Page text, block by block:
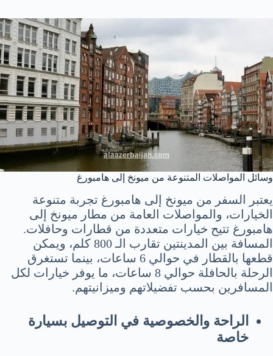
وسائل المواصلات المتنوعة من ميونخ إلى هامبورغ
يعتبر السفر من ميونخ إلى هامبورغ تجربة متنوعة
الخيارات، والمواصلات العامة من مطار ميونخ إلى
هامبورغ تتيح خيارات متعددة من قطارات وحافلات.
المسافة بين المدينتين تقارب الـ 800 كلم، ويمكن
قطعها بالقطار في حوالي 6 ساعات، بينما تستغرق
الرحلة بالحافلة حوالي 8 ساعات، ما يوفر خيارات لكل
المسافرين بحسب تفضيلاتهم وميزانيتهم.
الراحة والخصوصية في التوصيل بسيارة
خاصة